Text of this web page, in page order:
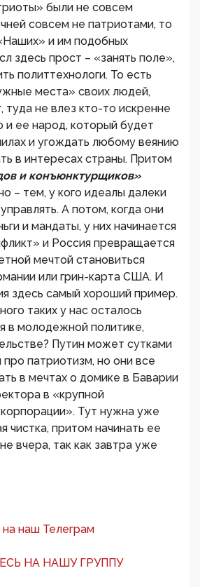
были не совсем
совсем не патриотами, то
и им подобных
здесь прост – «занять поле»,
политтехнологи. То есть
места» своих людей,
туда не влез кто-то искренне
ее народ, который будет
и угождать любому веянию
в интересах страны. Притом
и конъюнктурщиков»
– тем, у кого идеалы далеки
А потом, когда они
и мандаты, у них начинается
и Россия превращается
мечтой становиться
или грин-карта США. И
здесь самый хороший пример.
таких у нас осталось
в молодежной политике,
Путин может сутками
про патриотизм, но они все
в мечтах о домике в Баварии
в «крупной
Тут нужна уже
чистка, притом начинать ее
вчера, так как завтра уже
наш Телеграм
НА НАШУ ГРУППУ